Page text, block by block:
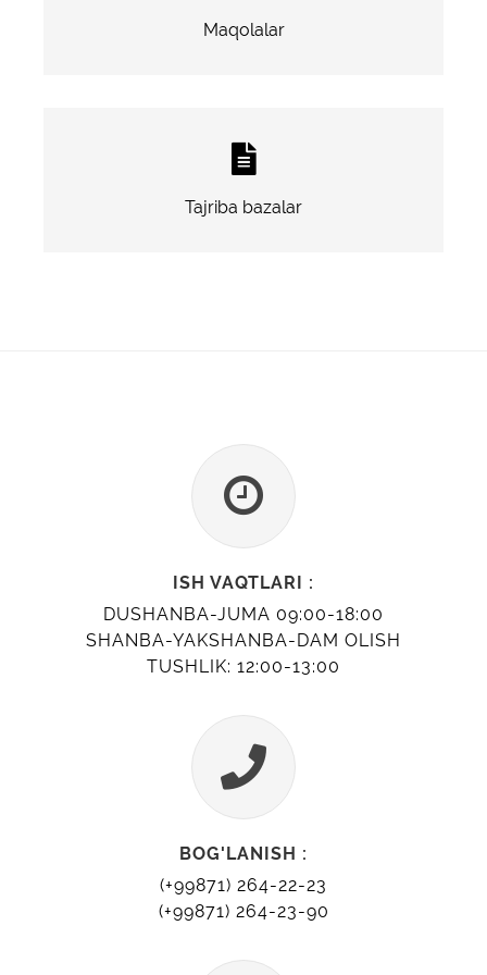
Maqolalar
Tajriba bazalar
ISH VAQTLARI :
DUSHANBA-JUMA 09:00-18:00
SHANBA-YAKSHANBA-DAM OLISH
TUSHLIK: 12:00-13:00
BOG'LANISH :
(+99871) 264-22-23
(+99871) 264-23-90